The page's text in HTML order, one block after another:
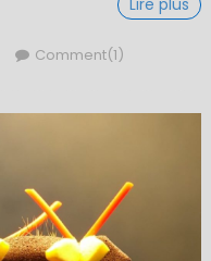
Comment(1)